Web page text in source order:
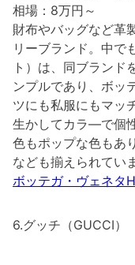
相場：8万円～
財布やバッグなど革
リーブランド。中で
ト）は、同ブランド
ンプルであり、ボッ
ツにも私服にもマッ
生かしてカラ―で個
色もポップな色もあ
なども揃えられてい
ボッテガ・ヴェネタ
6.グッチ（GUCCI）